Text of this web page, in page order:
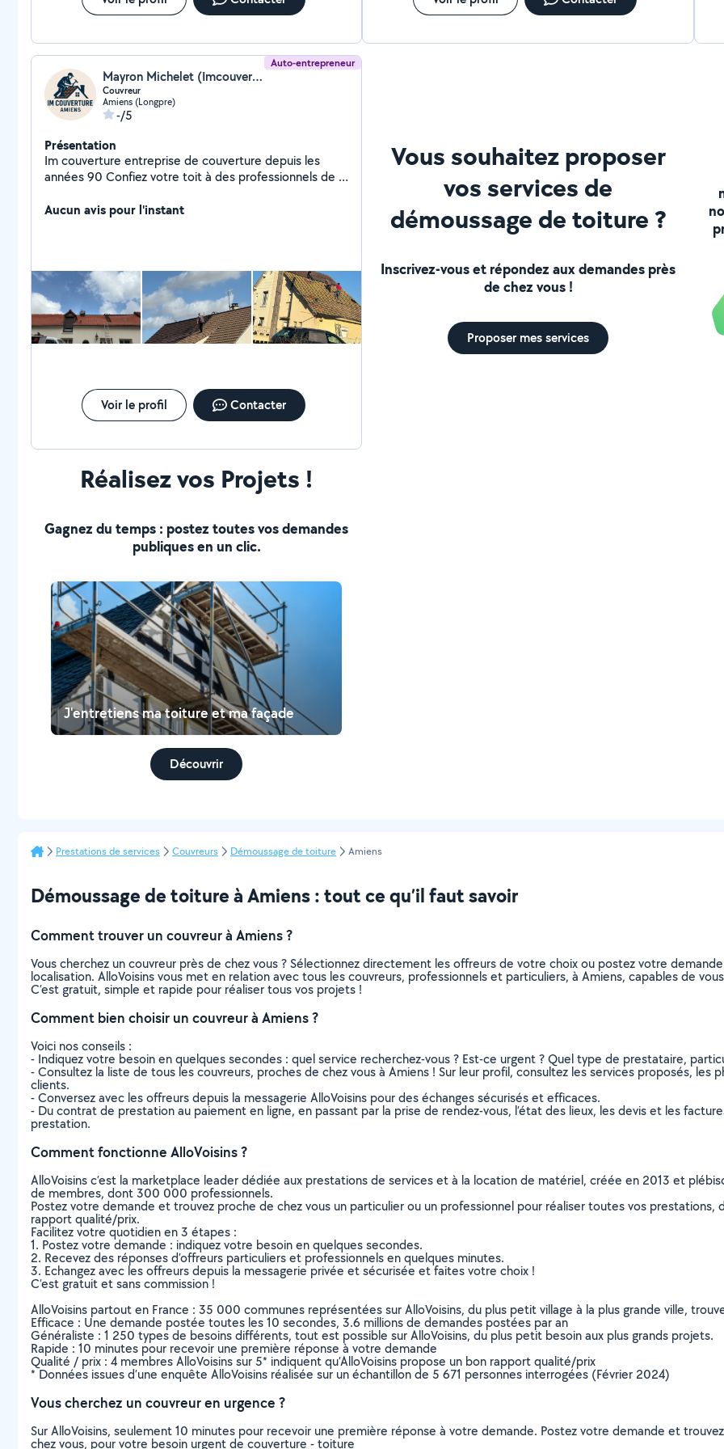
Auto-entrepreneur
Mayron Michelet (Imcouverture)
Couvreur
Amiens (Longpre)
-/5
Présentation
Im couverture entreprise de couverture depuis les
années 90 Confiez votre toit à des professionnels de la
sommes couvreur-zingueur depuis de nombreuses
Aucun avis pour l'instant
Voir le profil Contacter
Vous souhaitez proposer
vos services de
démoussage de toiture ?
Inscrivez-vous et répondez aux demandes près
de chez vous !
Proposer mes services
Réalisez vos Projets !
Gagnez du temps : postez toutes vos demandes
publiques en un clic.
J'entretiens ma toiture et ma façade
Découvrir
Prestations de services Couvreurs Démoussage de toiture Amiens
Démoussage de toiture à Amiens : tout ce qu’il faut savoir
Comment trouver un couvreur à Amiens ?
Vous cherchez un couvreur près de chez vous ? Sélectionnez directement les offreurs de votre choix ou postez votre
localisation. AlloVoisins vous met en relation avec tous les couvreurs, professionnels et particuliers, à Amiens, capables de
C’est gratuit, simple et rapide pour réaliser tous vos projets !
Comment bien choisir un couvreur à Amiens ?
Voici nos conseils :
- Indiquez votre besoin en quelques secondes : quel service recherchez-vous ? Est-ce urgent ? Quel type de prestataire,
- Consultez la liste de tous les couvreurs, proches de chez vous à Amiens ! Sur leur profil, consultez les services proposés, les
clients.
- Conversez avec les offreurs depuis la messagerie AlloVoisins pour des échanges sécurisés et efficaces.
- Du contrat de prestation au paiement en ligne, en passant par la prise de rendez-vous, l’état des lieux, les devis et les
prestation.
Comment fonctionne AlloVoisins ?
AlloVoisins c’est la marketplace leader dédiée aux prestations de services et à la location de matériel, créée en 2013 et
de membres, dont 300 000 professionnels.
Postez votre demande et trouvez proche de chez vous un particulier ou un professionnel pour réaliser toutes vos
rapport qualité/prix.
Facilitez votre quotidien en 3 étapes :
1. Postez votre demande : indiquez votre besoin en quelques secondes.
2. Recevez des réponses d’offreurs particuliers et professionnels en quelques minutes.
3. Echangez avec les offreurs depuis la messagerie privée et sécurisée et faites votre choix !
C’est gratuit et sans commission !
AlloVoisins partout en France : 35 000 communes représentées sur AlloVoisins, du plus petit village à la plus grande ville,
Efficace : Une demande postée toutes les 10 secondes, 3.6 millions de demandes postées par an
Généraliste : 1 250 types de besoins différents, tout est possible sur AlloVoisins, du plus petit besoin aux plus grands projets.
Rapide : 10 minutes pour recevoir une première réponse à votre demande
Qualité / prix : 4 membres AlloVoisins sur 5* indiquent qu’AlloVoisins propose un bon rapport qualité/prix
* Données issues d’une enquête AlloVoisins réalisée sur un échantillon de 5 671 personnes interrogées (Février 2024)
Vous cherchez un couvreur en urgence ?
Sur AlloVoisins, seulement 10 minutes pour recevoir une première réponse à votre demande. Postez votre demande et
chez vous, pour votre besoin urgent de couverture - toiture